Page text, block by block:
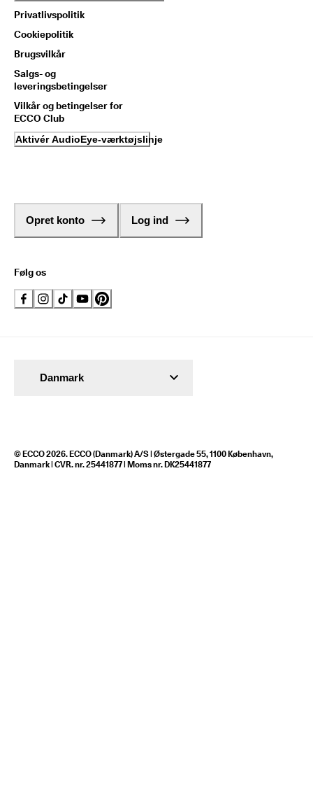
Privatlivspolitik
Cookiepolitik
Brugsvilkår
Salgs- og
leveringsbetingelser
Vilkår og betingelser for
ECCO Club
Aktivér AudioEye-værktøjslinje
Opret konto Log ind
Følg os
© ECCO 2026. ECCO (Danmark) A/S | Østergade 55, 1100 København,
Danmark | CVR. nr. 25441877 | Moms nr. DK25441877
Danmark